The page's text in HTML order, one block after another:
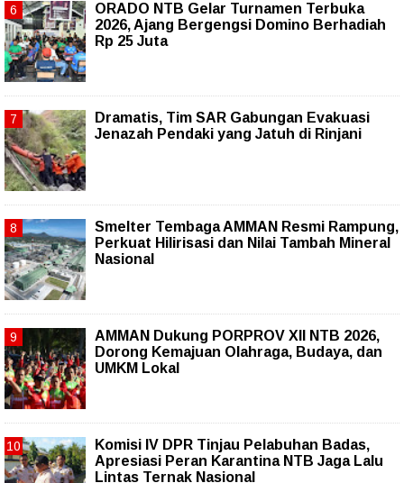
ORADO NTB Gelar Turnamen Terbuka
2026, Ajang Bergengsi Domino Berhadiah
Rp 25 Juta
Dramatis, Tim SAR Gabungan Evakuasi
Jenazah Pendaki yang Jatuh di Rinjani
Smelter Tembaga AMMAN Resmi Rampung,
Perkuat Hilirisasi dan Nilai Tambah Mineral
Nasional
AMMAN Dukung PORPROV XII NTB 2026,
Dorong Kemajuan Olahraga, Budaya, dan
UMKM Lokal
Komisi IV DPR Tinjau Pelabuhan Badas,
Apresiasi Peran Karantina NTB Jaga Lalu
Lintas Ternak Nasional